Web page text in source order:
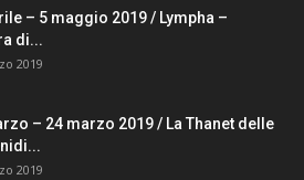
– 5 maggio 2019 / Lympha –
di...
2019
– 24 marzo 2019 / La Thanet delle
2019